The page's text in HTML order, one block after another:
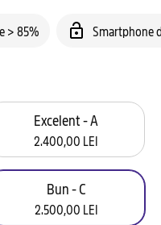
> 85% Smartphone
Excelent - A
2.400,00 LEI
Bun - C
2.500,00 LEI